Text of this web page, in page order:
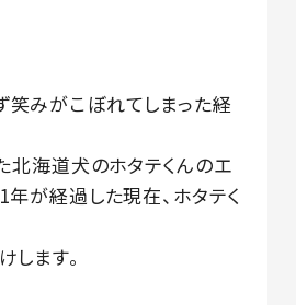
笑みがこぼれてしまった経
海道犬のホタテくんのエ
が経過した現在、ホタテく
ます。